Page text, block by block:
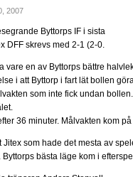
2007
Byttorps IF i sista
DFF skrevs med 2-1 (2-0.
vare en av Byttorps bättre
i att Byttorp i fart lät bollen
som inte fick undan
36 minuter. Målvakten kom
Jitex som hade det mesta av
bästa läge kom i